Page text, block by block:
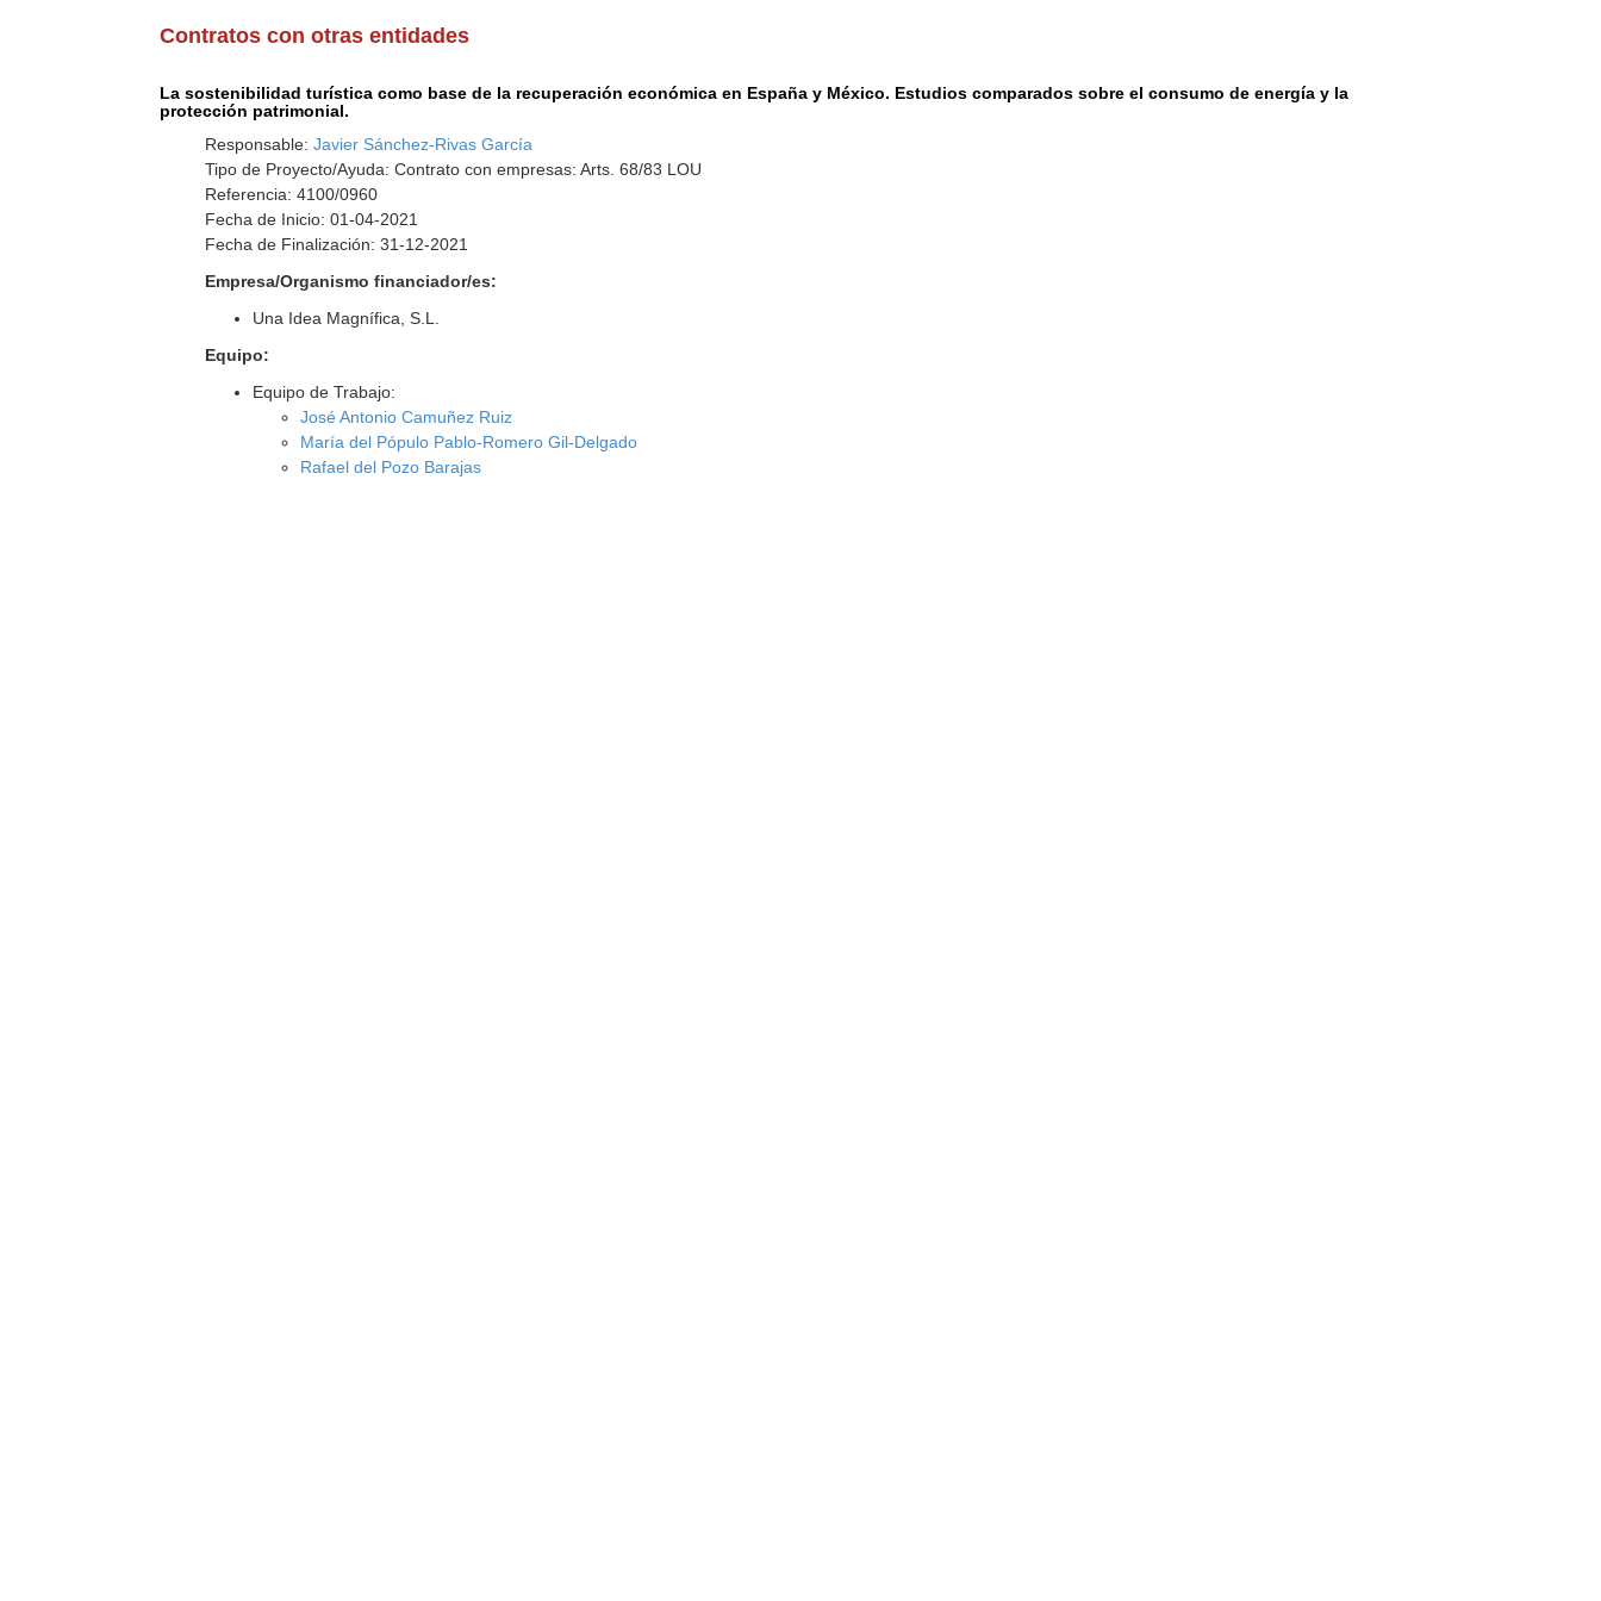
Contratos con otras entidades
La sostenibilidad turística como base de la recuperación económica en España y México. Estudios comparados sobre el consumo de energía y la
protección patrimonial.
Responsable:Javier Sánchez-Rivas García
Tipo de Proyecto/Ayuda: Contrato con empresas: Arts. 68/83 LOU
Referencia: 4100/0960
Fecha de Inicio: 01-04-2021
Fecha de Finalización: 31-12-2021
Empresa/Organismo financiador/es:
Una Idea Magnífica, S.L.
Equipo:
Equipo de Trabajo:
José Antonio Camuñez Ruiz
María del Pópulo Pablo-Romero Gil-Delgado
Rafael del Pozo Barajas